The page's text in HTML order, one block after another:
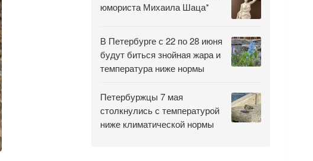
юмориста Михаила Шаца*
В Петербурге с 22 по 28 июня
будут биться знойная жара и
температура ниже нормы
Петербуржцы 7 мая
столкнулись с температурой
ниже климатической нормы